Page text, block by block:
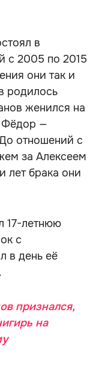
в
с 2005 по 2015
они так и
родилось
женился на
Фёдор —
отношений с
за Алексеем
лет брака они
17-летнюю
с
в день её
.
признался,
на